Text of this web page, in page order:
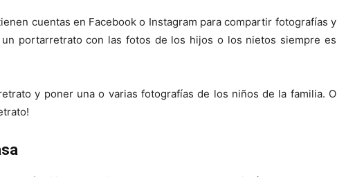
cuentas en Facebook o Instagram para compartir fotografías y
un portarretrato con las fotos de los hijos o los nietos siempre es
y poner una o varias fotografías de los niños de la familia. O